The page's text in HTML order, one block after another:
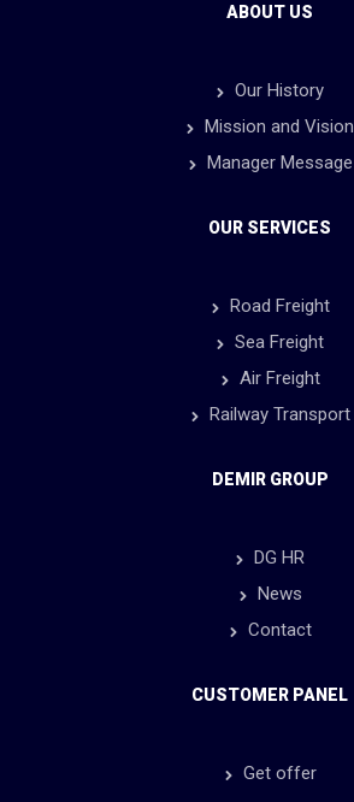
ABOUT US
Our History
Mission and Vision
Manager Message
OUR SERVICES
Road Freight
Sea Freight
Air Freight
Railway Transport
DEMIR GROUP
DG HR
News
Contact
CUSTOMER PANEL
Get offer